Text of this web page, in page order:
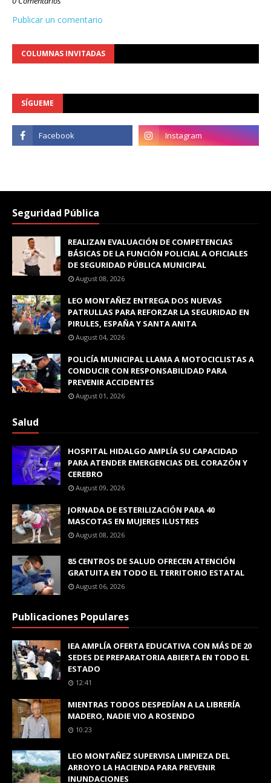
Publicar un comentario
COLUMNAS INVITADAS
SÍGUEME
Seguridad Pública
REALIZAN EVALUACIÓN DE COMPETENCIAS
BÁSICAS DE LA FUNCIÓN POLICIAL A OFICIALES
DE SEGURIDAD PÚBLICA MUNICIPAL
August 08, 2026
LEO MONTAÑEZ ENTREGA DOS NUEVAS
PATRULLAS PARA REFORZAR LA SEGURIDAD EN
PIRULES, ESPAÑA Y SANTA ANITA
August 04, 2026
POLICÍA MUNICIPAL LLAMA A MOTOCICLISTAS A
CONDUCIR CON RESPONSABILIDAD PARA
PREVENIR ACCIDENTES
August 01, 2026
Salud
HOSPITAL HIDALGO AMPLÍA SU CAPACIDAD
PARA ATENDER EMERGENCIAS DEL CORAZÓN Y
CEREBRO
August 09, 2026
JORNADA DE ESTERILIZACIÓN PARA 40
MASCOTAS EN MUJERES ILUSTRES
August 08, 2026
85 CENTROS DE SALUD OFRECEN ATENCIÓN
GRATUITA EN TODO EL TERRITORIO ESTATAL
August 06, 2026
Publicaciones Populares
IEA AMPLÍA OFERTA EDUCATIVA CON MÁS DE 20
SEDES DE PREPARATORIA ABIERTA EN TODO EL
ESTADO
12:41
MIENTRAS TODOS DESPEDÍAN A LA LIBRERÍA
MADERO, NADIE VIO A ROSENDO
10:23
LEO MONTAÑEZ SUPERVISA LIMPIEZA DEL
ARROYO LA HACIENDA PARA PREVENIR
INUNDACIONES